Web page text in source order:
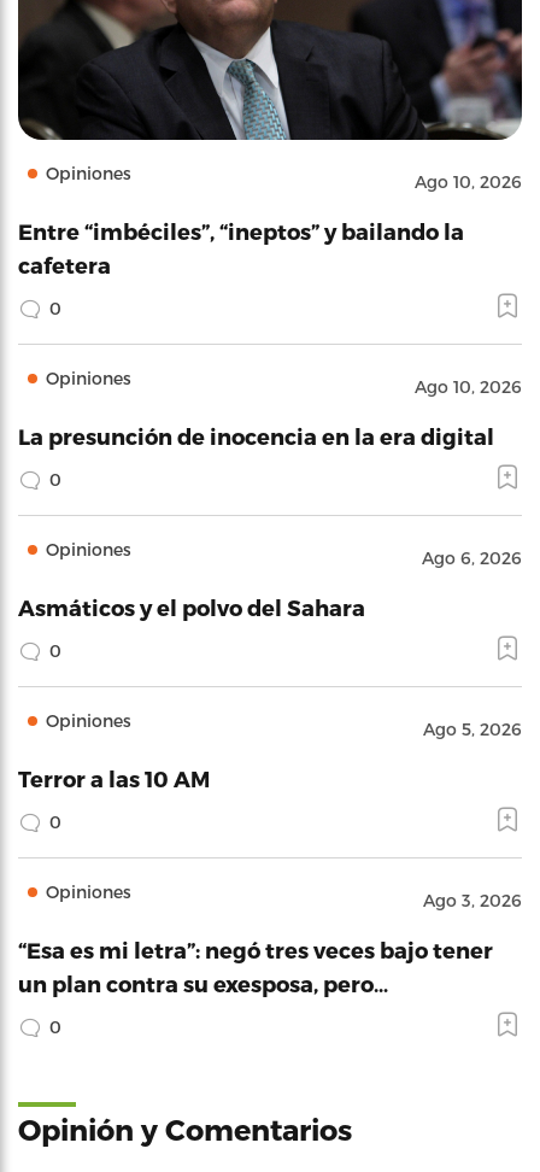
Opiniones Ago 10, 2026
Entre “imbéciles”, “ineptos” y bailando la
cafetera
0
Opiniones Ago 10, 2026
La presunción de inocencia en la era digital
0
Opiniones Ago 6, 2026
Asmáticos y el polvo del Sahara
0
Opiniones Ago 5, 2026
Terror a las 10 AM
0
Opiniones Ago 3, 2026
“Esa es mi letra”: negó tres veces bajo tener
un plan contra su exesposa, pero…
0
Opinión y Comentarios